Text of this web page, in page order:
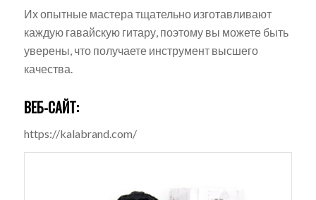
Их опытные мастера тщательно изготавливают
каждую гавайскую гитару, поэтому вы можете быть
уверены, что получаете инструмент высшего
качества.
ВЕБ-САЙТ:
https://kalabrand.com/